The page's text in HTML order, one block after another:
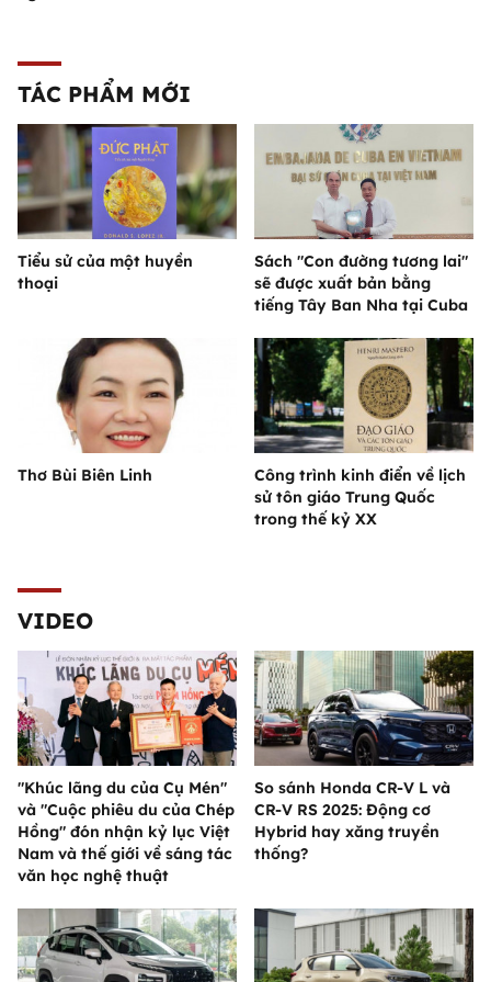
TÁC PHẨM MỚI
Tiểu sử của một huyền
thoại
Sách "Con đường tương lai"
sẽ được xuất bản bằng
tiếng Tây Ban Nha tại Cuba
Thơ Bùi Biên Linh
Công trình kinh điển về lịch
sử tôn giáo Trung Quốc
trong thế kỷ XX
VIDEO
"Khúc lãng du của Cụ Mén"
và "Cuộc phiêu du của Chép
Hồng" đón nhận kỷ lục Việt
Nam và thế giới về sáng tác
văn học nghệ thuật
So sánh Honda CR-V L và
CR-V RS 2025: Động cơ
Hybrid hay xăng truyền
thống?